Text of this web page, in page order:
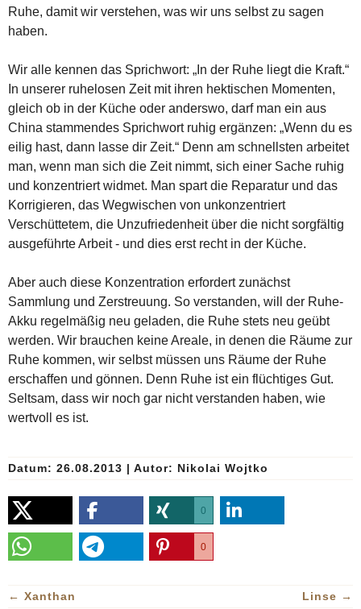
Ruhe, damit wir verstehen, was wir uns selbst zu sagen
haben.
Wir alle kennen das Sprichwort: „In der Ruhe liegt die Kraft.“
In unserer ruhelosen Zeit mit ihren hektischen Momenten,
gleich ob in der Küche oder anderswo, darf man ein aus
China stammendes Sprichwort ruhig ergänzen: „Wenn du es
eilig hast, dann lasse dir Zeit.“ Denn am schnellsten arbeitet
man, wenn man sich die Zeit nimmt, sich einer Sache ruhig
und konzentriert widmet. Man spart die Reparatur und das
Korrigieren, das Wegwischen von unkonzentriert
Verschüttetem, die Unzufriedenheit über die nicht sorgfältig
ausgeführte Arbeit - und dies erst recht in der Küche.
Aber auch diese Konzentration erfordert zunächst
Sammlung und Zerstreuung. So verstanden, will der Ruhe-
Akku regelmäßig neu geladen, die Ruhe stets neu geübt
werden. Wir brauchen keine Areale, in denen die Räume zur
Ruhe kommen, wir selbst müssen uns Räume der Ruhe
erschaffen und gönnen. Denn Ruhe ist ein flüchtiges Gut.
Seltsam, dass wir noch gar nicht verstanden haben, wie
wertvoll es ist.
Datum: 26.08.2013 | Autor: Nikolai Wojtko
0
0
← Xanthan Linse →